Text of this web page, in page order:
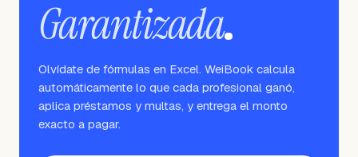
Garantizada.
Olvídate de fórmulas en Excel. WeiBook calcula
automáticamente lo que cada profesional ganó,
aplica préstamos y multas, y entrega el monto
exacto a pagar.